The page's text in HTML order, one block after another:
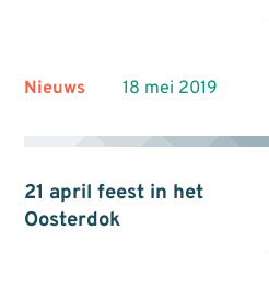
Nieuws 18 mei 2019
21 april feest in het
Oosterdok